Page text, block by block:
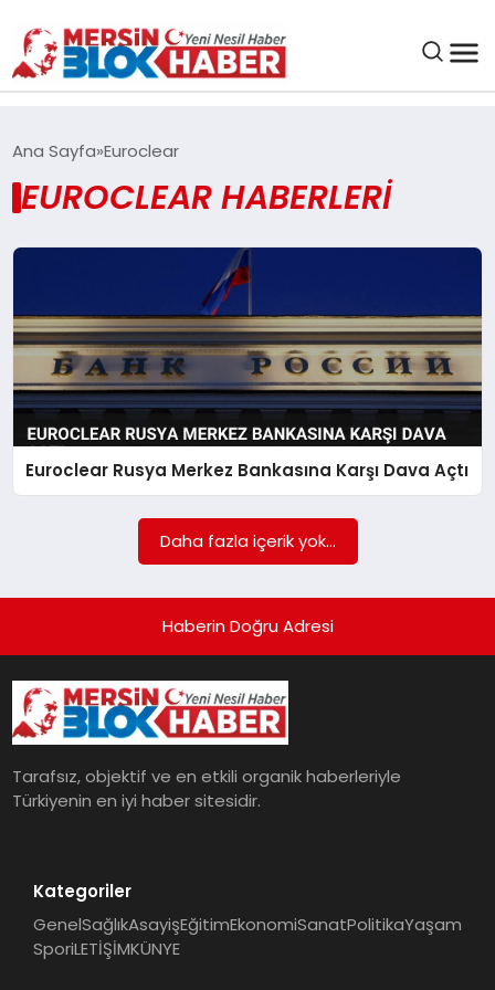
SAĞLIK
ASAYIŞ
EĞITIM
EKONOMI
SANAT
ILETİŞİM
KÜNYE
Ana Sayfa Euroclear
EUROCLEAR HABERLERI
Euroclear Rusya Merkez Bankasına Karşı Dava Açtı
Daha fazla içerik yok...
Haberin Doğru Adresi
Tarafsız, objektif ve en etkili organik haberleriyle
Türkiyenin en iyi haber sitesidir.
Kategoriler
GenelSağlıkAsayişEğitimEkonomiSanatPolitikaYaşam
SporiLETİŞİMKÜNYE